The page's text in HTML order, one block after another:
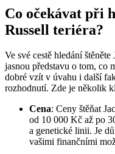
Co očekávat při
Russell teriéra?
Ve své cestě hledání
jasnou představu o tom, co
dobré vzít v úvahu i další
rozhodnutí. Zde je několik
Cena: Ceny štěňat
od 10 000 Kč až po
a genetické linii. Je
vašimi finančními